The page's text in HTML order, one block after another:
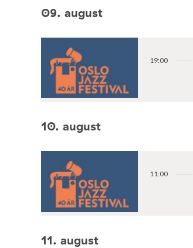
09. august
19:00
10. august
11:00
11. august